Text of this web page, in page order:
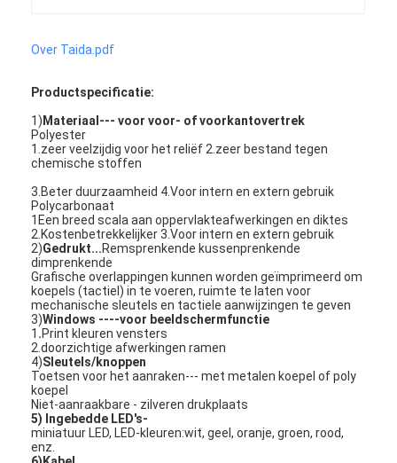
Waterdichte membraanschakelaar
Digitaal afdrukmembraanschakelaar
achtergrondverlichtingsschakelaar
Grafische Bekleding
Medische Membraanschakelaar
Flat Membrane Switch
ESD-membraanschakelaar
Lcd-membraanschakelaar
Capacitieve Membraanschakelaar
Over Taida.pdf
Productspecificatie:
1) Materiaal--- voor voor- of voorkantovertrek
Polyester
1.zeer veelzijdig voor het reliëf 2.zeer bestand tegen
chemische stoffen
3.Beter duurzaamheid 4.Voor intern en extern gebruik
Polycarbonaat
1Een breed scala aan oppervlakteafwerkingen en diktes
2.Kostenbetrekkelijker 3.Voor intern en extern gebruik
2)Gedrukt...Remsprenkende kussenprenkende
dimprenkende
Grafische overlappingen kunnen worden geïmprimeerd om
koepels (tactiel) in te voeren, ruimte te laten voor
mechanische sleutels en tactiele aanwijzingen te geven
3)Windows ----voor beeldschermfunctie
1 .Print kleuren vensters
2.doorzichtige afwerkingen ramen
4)Sleutels/knoppen
Toetsen voor het aanraken--- met metalen koepel of poly
koepel
Niet-aanraakbare - zilveren drukplaats
5) Ingebedde LED's-
miniatuur LED, LED-kleuren:wit, geel, oranje, groen, rood,
enz.